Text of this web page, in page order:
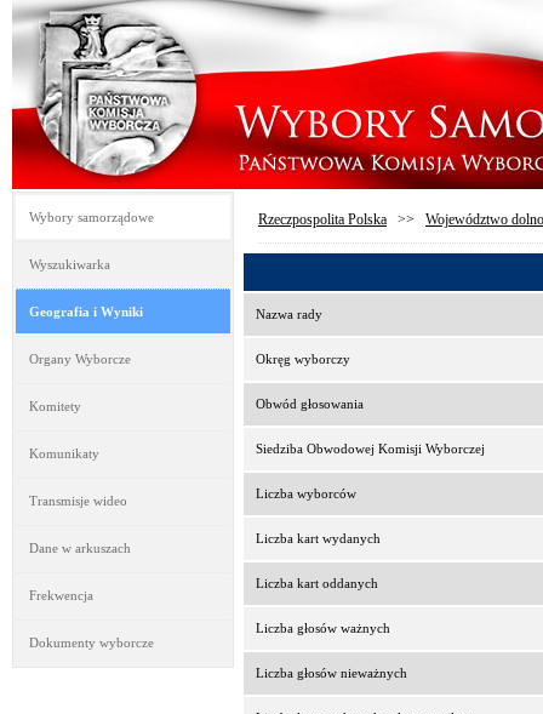
Wybory samorządowe
Wyszukiwarka
Geografia i Wyniki
Organy Wyborcze
Komitety
Komunikaty
Transmisje wideo
Dane w arkuszach
Frekwencja
Dokumenty wyborcze
Rzeczpospolita Polska >> Województwo
Nazwa rady
Okręg wyborczy
Obwód głosowania
Siedziba Obwodowej Komisji Wyborczej
Liczba wyborców
Liczba kart wydanych
Liczba kart oddanych
Liczba głosów ważnych
Liczba głosów nieważnych